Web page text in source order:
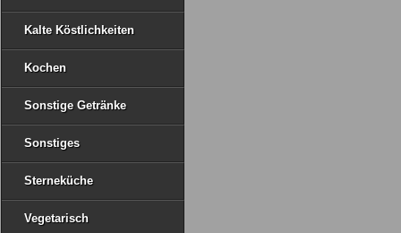
Kalte Köstlichkeiten
Kochen
Sonstige Getränke
Sonstiges
Sterneküche
Vegetarisch